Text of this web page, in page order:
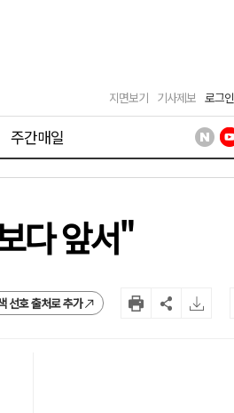
지면보기 기사제보 로그인
주간매일
다 앞서"
선호 출처로 추가